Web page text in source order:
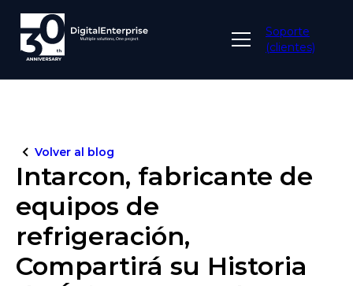
Soporte
(clientes)
Volver al blog
Intarcon, fabricante de
equipos de
refrigeración,
Compartirá su Historia